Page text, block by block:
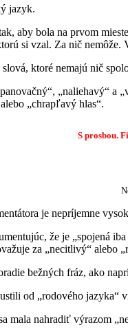
jazyk.
aby bola na prvom
si vzal. Za nič nemôže.
ktoré nemajú nič
„naliehavý“ a
„chrapľavý hlas“.
S prosbou.
je nepríjemne
že ​​je „spojená
za „necitlivý“ alebo
bežných fráz, ako
od „rodového jazyka“
mala nahradiť výrazom